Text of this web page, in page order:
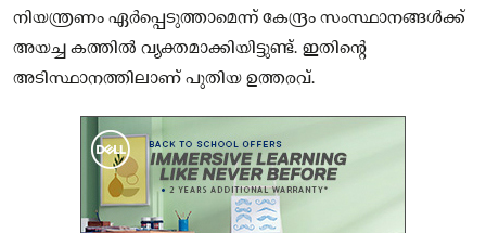
നിയന്ത്രണം ഏര്‍പ്പെടുത്താമെന്ന് കേന്ദ്രം സംസ്ഥാനങ്ങള്‍ക്ക്
അയച്ച കത്തില്‍ വ്യക്തമാക്കിയിട്ടുണ്ട്. ഇതിന്റെ
അടിസ്ഥാനത്തിലാണ് പുതിയ ഉത്തരവ്.